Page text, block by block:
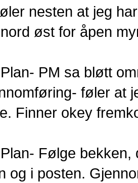
nesten at jeg
øst for åpen
PM sa bløtt
føler at
Finner okey
Følge
og i posten.